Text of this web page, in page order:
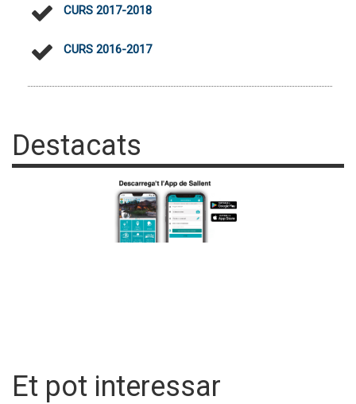
CURS 2017-2018
CURS 2016-2017
Destacats
Et pot interessar